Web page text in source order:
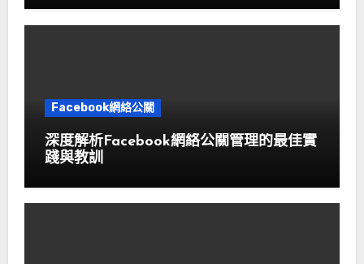
Facebook網絡公關
深度解析Facebook網絡公關管理的最佳實
踐與教訓